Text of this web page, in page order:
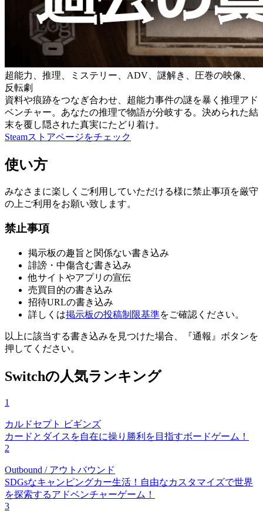
超能力、推理、ミステリー、ADV、謎解き、圧巻の映像、
反転劇
資料や痕跡をつなぎ合わせ、超能力事件の謎を暴く推理アド
ベンチャー。あなたの推理で物語が分岐する。決められた結
末を覆し隠された真実にたどり着け。
Steamストアページをチェック
使い方
みなさまに楽しくご利用していただける様に禁止事項を厳守
の上ご利用をお願い致します。
禁止事項
掲示板の趣旨と関係ない書き込み
誹謗・中傷含む書き込み
他サイトやアプリの宣伝
売買目的の書き込み
招待URLの書き込み
詳しくは掲示板の投稿制限基準をご確認ください。
以上に該当する書き込みを見つけた場合、
『通報』ボタンを
押してください。
Switchの人気ランキング
1
カルドセプト ビギンズ
カードとダイスを自在に操り勝利を目指すボードゲーム！
2
Outbound / アウトバウンド
SDGsなキャンピングカー生活！自由なカスタマイズで世界
を探索するアドベンチャーゲーム！
3